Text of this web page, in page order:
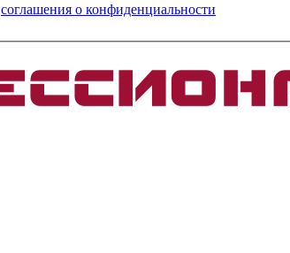
соглашения о конфиденциальности